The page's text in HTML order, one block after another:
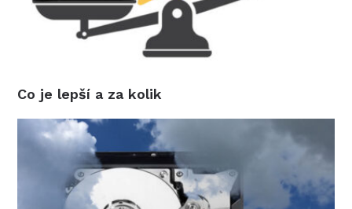
Co je lepší a za kolik